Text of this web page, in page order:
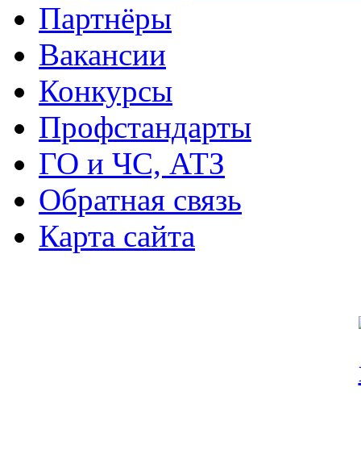
Партнёры
Вакансии
Конкурсы
Профстандарты
ГО и ЧС, АТЗ
Обратная связь
Карта сайта